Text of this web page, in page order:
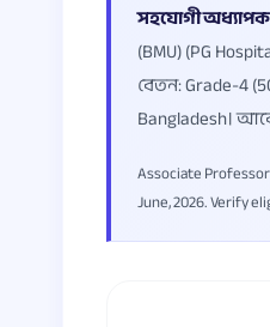
সহযোগী অধ্যাপক
(BMU) (PG
বেতন: Grade-4
Bangladesh।
Associate
June, 2026. Verify